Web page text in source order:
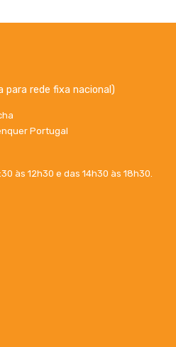
para rede fixa nacional)
Portugal
às 12h30 e das 14h30 às 18h30.